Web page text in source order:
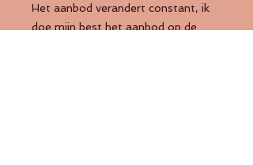
Het aanbod verandert constant, ik
doe mijn best het aanbod op de